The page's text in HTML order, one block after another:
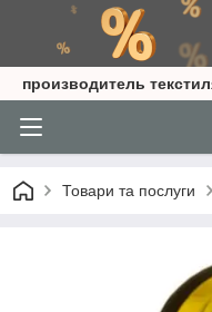
производитель
Товари та послуги